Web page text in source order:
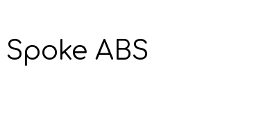
ABS